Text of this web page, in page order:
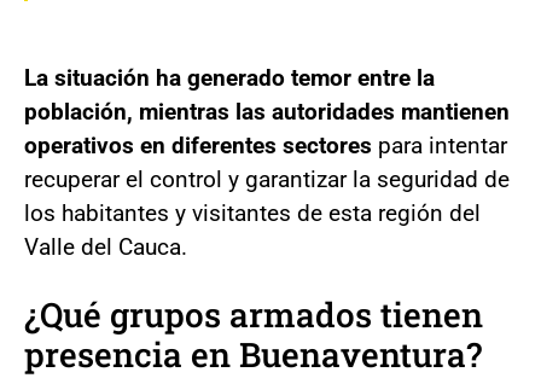
La situación ha generado temor entre la
población, mientras las autoridades mantienen
operativos en diferentes sectores para intentar
recuperar el control y garantizar la seguridad de
los habitantes y visitantes de esta región del
Valle del Cauca.
¿Qué grupos armados tienen
presencia en Buenaventura?